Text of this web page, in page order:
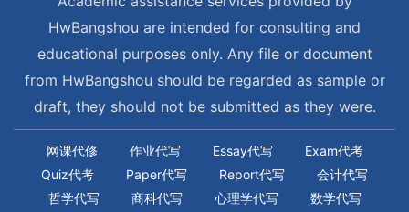
HwBangshou are intended for consulting and
educational purposes only. Any file or document
from HwBangshou should be regarded as sample or
draft, they should not be submitted as they were.
网课代修 作业代写 Essay代写
Exam代考
Quiz代考
Paper代写 Report代写
会计代写
哲学代写
商科代写 心理学代写
数学代写